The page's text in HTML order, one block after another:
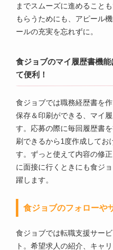
までスムーズに進めること
もらうためにも、アピール
ールの充実を忘れずに。
食ジョブのマイ履歴書機
て便利！
食ジョブでは職務経歴書を
保存＆印刷ができる、マイ
す。応募の際に毎回履歴書
刷できるから1度作成してお
す。ずっと使えて内容の修
に面接に行くときにも食ジ
躍します。
食ジョブのフォローや
食ジョブでは転職支援サー
ト。希望求人の紹介、キャ